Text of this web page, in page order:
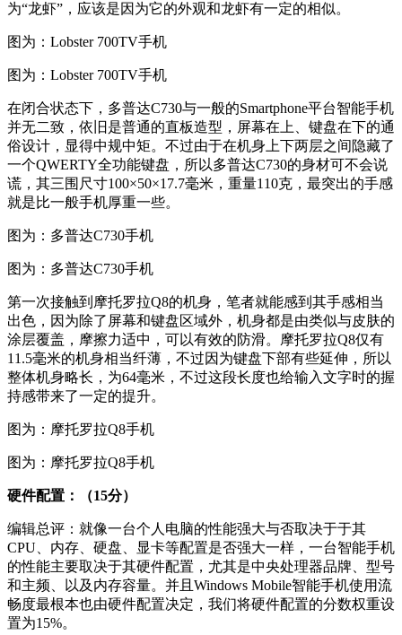
为“龙虾”，应该是因为它的外观和龙虾有一定的相似。
图为：Lobster 700TV手机
图为：Lobster 700TV手机
在闭合状态下，多普达C730与一般的Smartphone平台智能手机
并无二致，依旧是普通的直板造型，屏幕在上、键盘在下的通
俗设计，显得中规中矩。不过由于在机身上下两层之间隐藏了
一个QWERTY全功能键盘，所以多普达C730的身材可不会说
谎，其三围尺寸100×50×17.7毫米，重量110克，最突出的手感
就是比一般手机厚重一些。
图为：多普达C730手机
图为：多普达C730手机
第一次接触到摩托罗拉Q8的机身，笔者就能感到其手感相当
出色，因为除了屏幕和键盘区域外，机身都是由类似与皮肤的
涂层覆盖，摩擦力适中，可以有效的防滑。摩托罗拉Q8仅有
11.5毫米的机身相当纤薄，不过因为键盘下部有些延伸，所以
整体机身略长，为64毫米，不过这段长度也给输入文字时的握
持感带来了一定的提升。
图为：摩托罗拉Q8手机
图为：摩托罗拉Q8手机
硬件配置：（15分）
编辑总评：就像一台个人电脑的性能强大与否取决于于其
CPU、内存、硬盘、显卡等配置是否强大一样，一台智能手机
的性能主要取决于其硬件配置，尤其是中央处理器品牌、型号
和主频、以及内存容量。并且Windows Mobile智能手机使用流
畅度最根本也由硬件配置决定，我们将硬件配置的分数权重设
置为15%。